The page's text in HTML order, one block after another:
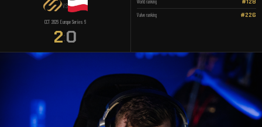
VS
CCT 2026 Europe Series 6
2:0
World ranking #128
Valve ranking #226